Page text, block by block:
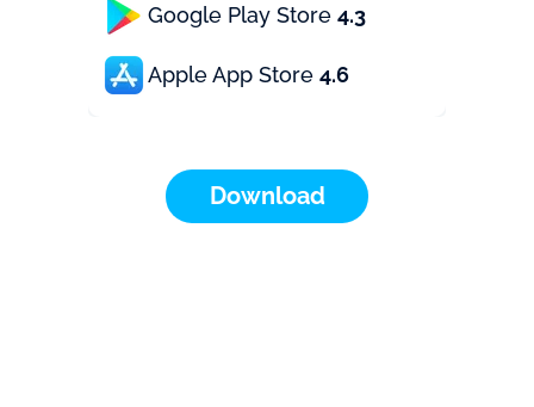
Google Play Store 4.3
Apple App Store 4.6
Download